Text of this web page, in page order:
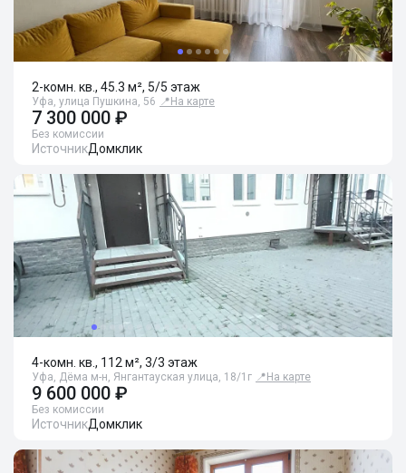
2-комн. кв., 45.3 м², 5/5 этаж
Уфа, улица Пушкина, 56 📍 На карте
7 300 000 ₽
Без комиссии
ИсточникДомклик
4-комн. кв., 112 м², 3/3 этаж
Уфа, Дёма м-н, Янгантауская улица, 18/1г 📍 На карте
9 600 000 ₽
Без комиссии
ИсточникДомклик